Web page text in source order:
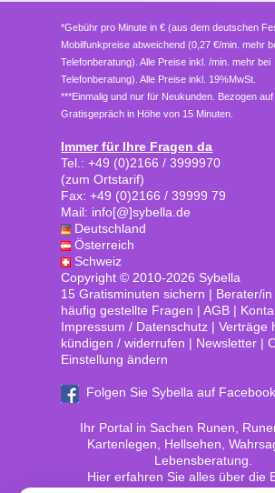
*Gebühr pro Minute in € (aus dem deutschen
Mobilfunkpreise abweichend (0,27 €/min. mehr
Telefonberatung). Alle Preise inkl. /min. mehr bei
Telefonberatung). Alle Preise inkl. 19%MwSt.
***Einmalig und nur für Neukunden. Bezogen
Gratisgepräch in Höhe von 15 Minuten.
Immer für Ihre Fragen da
Tel.: +49 (0)2166 / 3999970
(zum Ortstarif)
Fax: +49 (0)2166 / 39999 79
Mail: info[@]sybella.de
Deutschland
Österreich
Schweiz
Copyright © 2010-2026 Sybella
15 Gratisminuten sichern | Berater/
häufig gestellte Fragen |AGB |
Impressum / Datenschutz |Verträge
kündigen / widerrufen | Newsletter |
Einstellung ändern
Folgen Sie Sybella auf Facebook
Ihr Portal in Sachen Runen,
Kartenlegen, Hellsehen,
Lebensberatung.
Hier erfahren Sie alles über die